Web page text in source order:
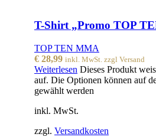
T-Shirt „Promo TOP
TOP TEN MMA
€ 28,99 inkl. MwSt. zzgl Versand
Weiterlesen Dieses Produkt
auf. Die Optionen können auf
gewählt werden
inkl. MwSt.
zzgl. Versandkosten